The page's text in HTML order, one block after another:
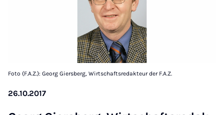
Foto (F.A.Z.): Georg Giersberg, Wirtschaftsredakteur der F.A.Z.
26.10.2017